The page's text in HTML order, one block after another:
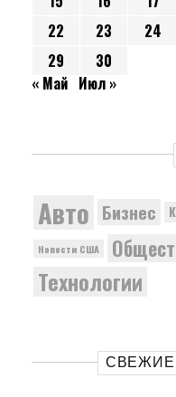
22
23 24
29
30
« Май Июл »
Авто Бизнес
Новости США
Технологии
СВЕЖИЕ